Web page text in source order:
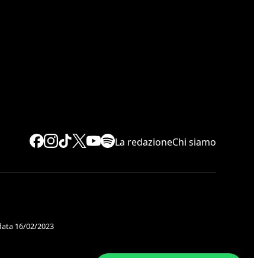
La redazioneChi siamo
16/02/2023